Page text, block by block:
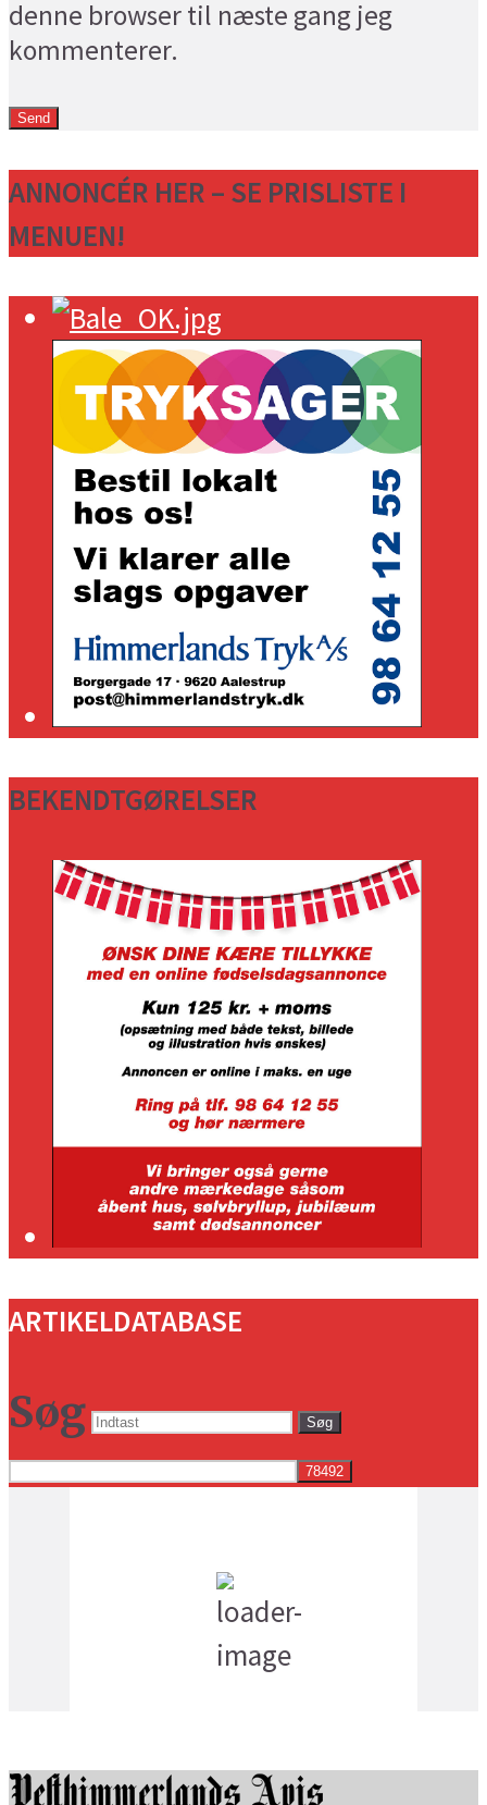
denne browser til næste gang jeg
kommenterer.
ANNONCÉR HER – SE PRISLISTE I
MENUEN!
BEKENDTGØRELSER
ARTIKELDATABASE
Søg Søg
klar himmel